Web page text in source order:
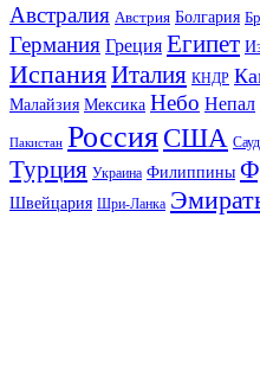
Австралия Австрия Болгария
Германия Греция Египет
ИспанияИталия КНДР
Малайзия Мексика Небо Непал
Пакистан РоссияСША
Турция Украина Филиппины
Швейцария Шри-Ланка